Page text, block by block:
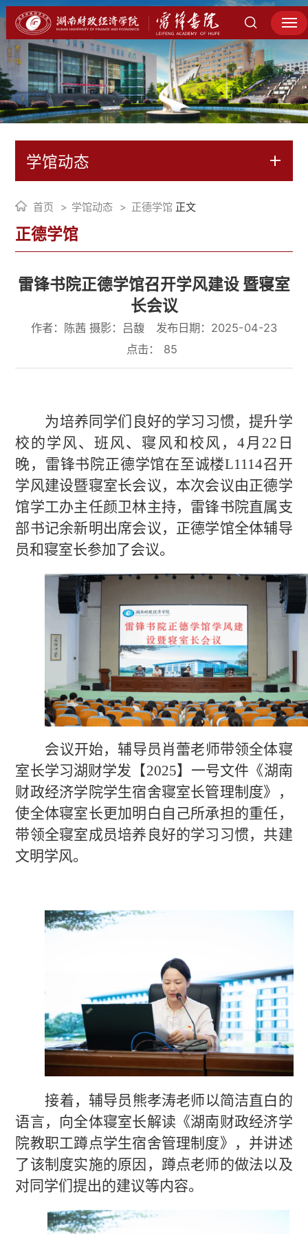
学馆动态
正德学馆
首页 学馆动态 正德学馆 正文
雷锋书院正德学馆召开学风建设 暨寝室
长会议
作者：陈茜 摄影：吕馥
发布日期：2025-04-23
点击：
85
为培养同学们良好的学习习惯，提升学
校的学风、班风、寝风和校风， 4月22日
晚，雷锋书院正德学馆在至诚楼L1114召开
学风建设暨寝室长会议，本次会议由正德学
馆学工办主任颜卫林主持， 雷锋书院直属支
部书记余新明 出席会议 ，正德学馆全体辅导
员和寝室长参加了会议。
会议开始，辅导员 肖蕾老师带领全体寝
室长学习湖财学发 【2025】 一号文件 《湖南
财政经济学院学生宿舍寝室长管理制度》，
使全体寝室长更加明白自己所承担的重任，
带领全寝室成员培养良好的学习习惯，共建
文明学风。
接着，辅导员熊孝涛老师以简洁直白的
语言，向全体寝室长解读 《湖南财政经济学
院教职工蹲点学生宿舍管理制度》 ，并讲述
了该制度实施的原因 ， 蹲点老师的做法以及
对同学们提出的建议等内容。